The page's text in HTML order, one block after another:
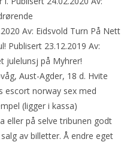
Av: Eidsvold Turn På Nett
Publisert 23.12.2019 Av:
julelunsj på Myhrer!
Aust-Agder, 18 d. Hvite
escort norway sex med
(ligger i kassa)
eller på selve tribunen godt
av billetter. Å endre eget